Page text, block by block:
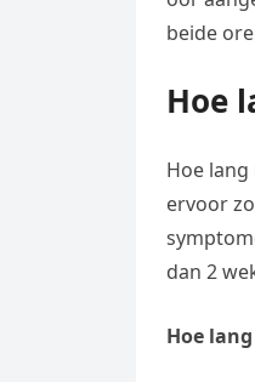
beide
Hoe
Hoe
ervoor
dan 2
Hoe